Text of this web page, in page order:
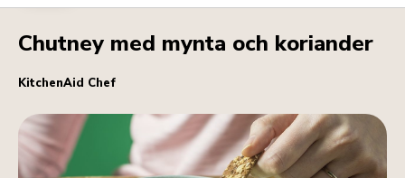
Chutney med mynta och koriander
KitchenAid Chef